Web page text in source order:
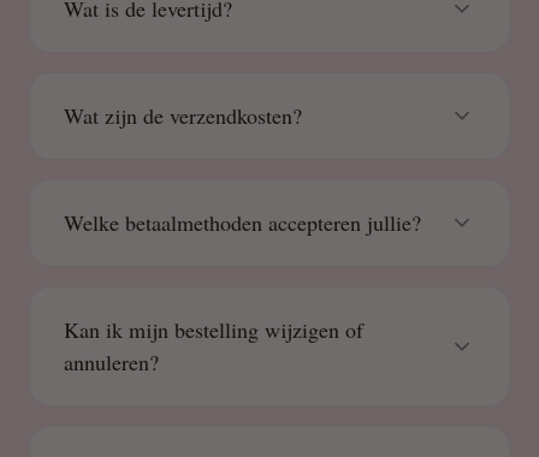
Wat is de levertijd?
Wat zijn de verzendkosten?
Welke betaalmethoden accepteren jullie?
Kan ik mijn bestelling wijzigen of
annuleren?